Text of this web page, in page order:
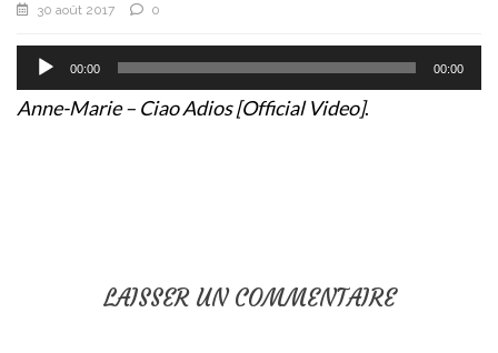
30 août 2017 0
Lecteur
audio
00:00 00:00
Anne-Marie – Ciao Adios [Official Video].
LAISSER UN COMMENTAIRE